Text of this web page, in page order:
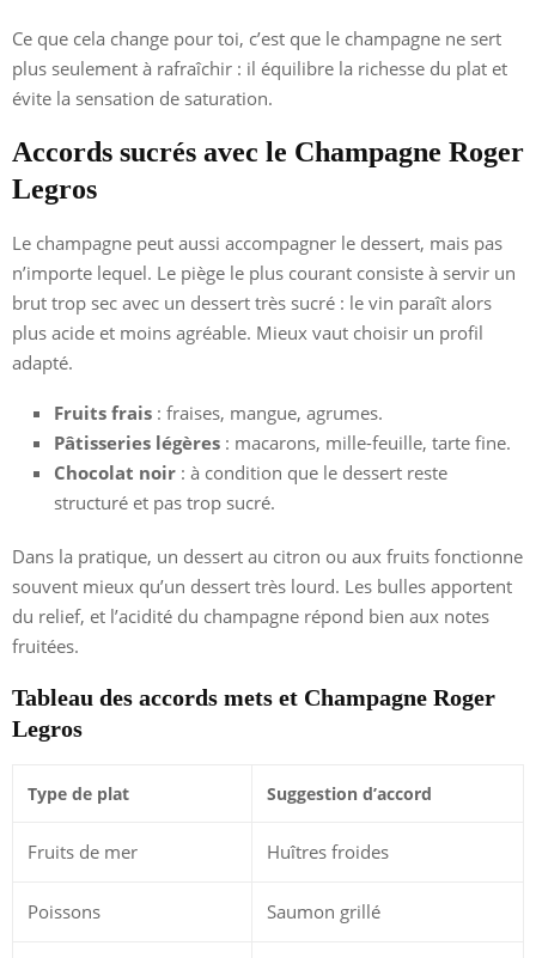
Ce que cela change pour toi, c’est que le champagne ne sert
plus seulement à rafraîchir : il équilibre la richesse du plat et
évite la sensation de saturation.
Accords sucrés avec le Champagne Roger
Legros
Le champagne peut aussi accompagner le dessert, mais pas
n’importe lequel. Le piège le plus courant consiste à servir un
brut trop sec avec un dessert très sucré : le vin paraît alors
plus acide et moins agréable. Mieux vaut choisir un profil
adapté.
Fruits frais : fraises, mangue, agrumes.
Pâtisseries légères : macarons, mille-feuille, tarte fine.
Chocolat noir : à condition que le dessert reste
structuré et pas trop sucré.
Dans la pratique, un dessert au citron ou aux fruits fonctionne
souvent mieux qu’un dessert très lourd. Les bulles apportent
du relief, et l’acidité du champagne répond bien aux notes
fruitées.
Tableau des accords mets et Champagne Roger
Legros
Type de plat Suggestion d’accord
Fruits de mer Huîtres froides
Poissons Saumon grillé